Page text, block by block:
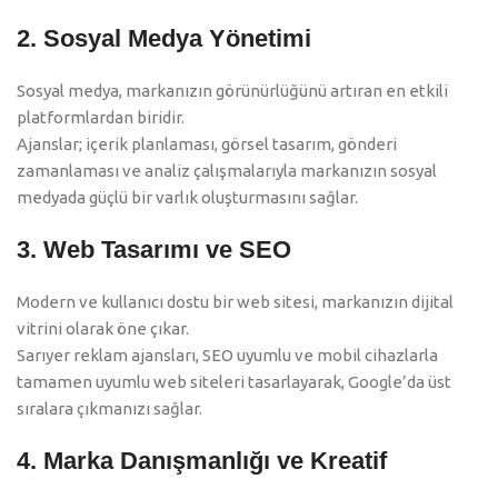
2. Sosyal Medya Yönetimi
Sosyal medya, markanızın görünürlüğünü artıran en etkili
platformlardan biridir.
Ajanslar; içerik planlaması, görsel tasarım, gönderi
zamanlaması ve analiz çalışmalarıyla markanızın sosyal
medyada güçlü bir varlık oluşturmasını sağlar.
3. Web Tasarımı ve SEO
Modern ve kullanıcı dostu bir web sitesi, markanızın dijital
vitrini olarak öne çıkar.
Sarıyer reklam ajansları, SEO uyumlu ve mobil cihazlarla
tamamen uyumlu web siteleri tasarlayarak, Google’da üst
sıralara çıkmanızı sağlar.
4. Marka Danışmanlığı ve Kreatif